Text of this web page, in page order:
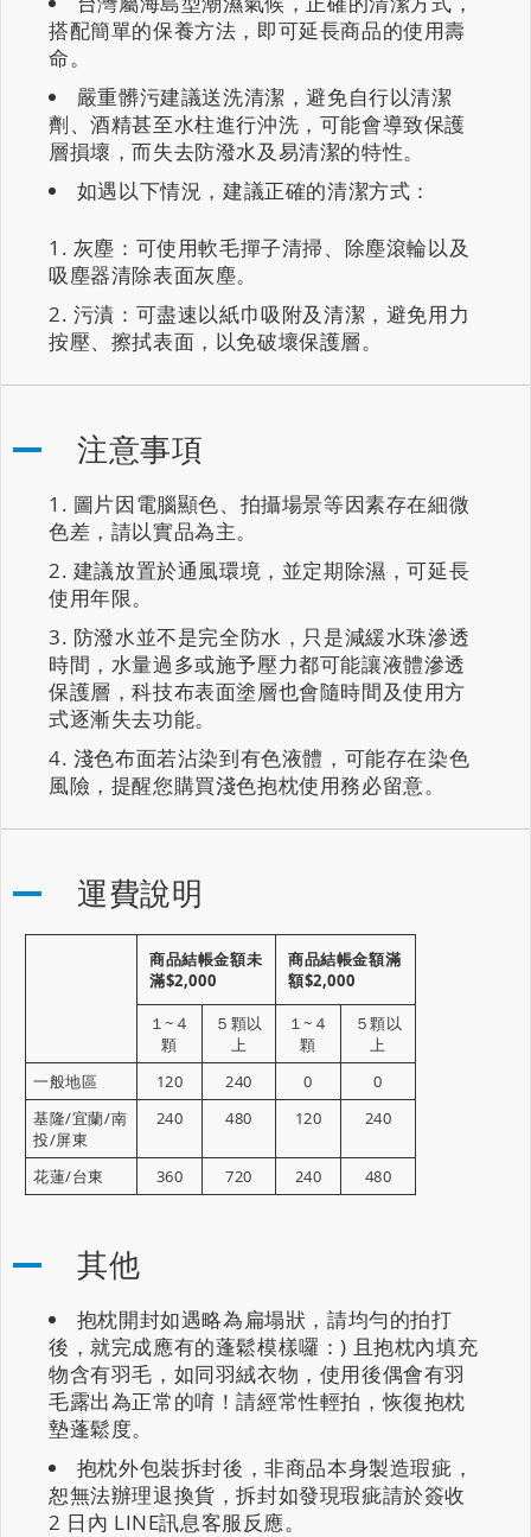
搭配簡單的保養方法，即可延長商品的使用壽
命。
嚴重髒污建議送洗清潔，避免自行以清潔
劑、酒精甚至水柱進行沖洗，可能會導致保護
層損壞，而失去防潑水及易清潔的特性。
如遇以下情況，建議正確的清潔方式：
灰塵：可使用軟毛撣子清掃、除塵滾輪以及
吸塵器清除表面灰塵。
污漬：可盡速以紙巾吸附及清潔，避免用力
按壓、擦拭表面，以免破壞保護層。
注意事項
圖片因電腦顯色、拍攝場景等因素存在細微
色差，請以實品為主。
建議放置於通風環境，並定期除濕，可延長
使用年限。
防潑水並不是完全防水，只是減緩水珠滲透
時間，水量過多或施予壓力都可能讓液體滲透
保護層，科技布表面塗層也會隨時間及使用方
式逐漸失去功能。
淺色布面若沾染到有色液體，可能存在染色
風險，提醒您購買淺色抱枕使用務必留意。
運費說明
商品結帳金額未
滿$2,000
商品結帳金額滿
額$2,000
１~４
顆
５顆以
上
１~４
顆
５顆以
上
一般地區
120 240 0
0
基隆/宜蘭/南
投/屏東
240 480 120 240
花蓮/台東 360 720 240 480
其他
抱枕開封如遇略為扁塌狀，請均勻的拍打
後，就完成應有的蓬鬆模樣囉：) 且抱枕內填充
物含有羽毛，如同羽絨衣物，使用後偶會有羽
毛露出為正常的唷！請經常性輕拍，恢復抱枕
墊蓬鬆度。
抱枕外包裝拆封後，非商品本身製造瑕疵，
恕無法辦理退換貨，拆封如發現瑕疵請於簽收
2 日內 LINE訊息客服反應。